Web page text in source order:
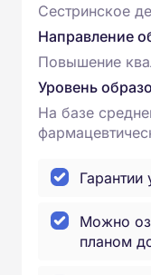
Сестринское
Направление
Повышение
Уровень
На базе
Гарантии
Можно
планом